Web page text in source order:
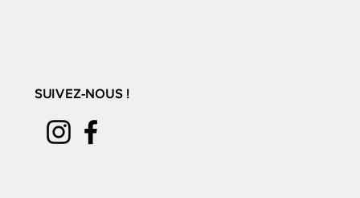
SUIVEZ-NOUS !